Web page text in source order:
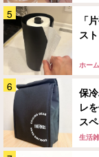
「
ス
ホー
保
レ
ス
生活